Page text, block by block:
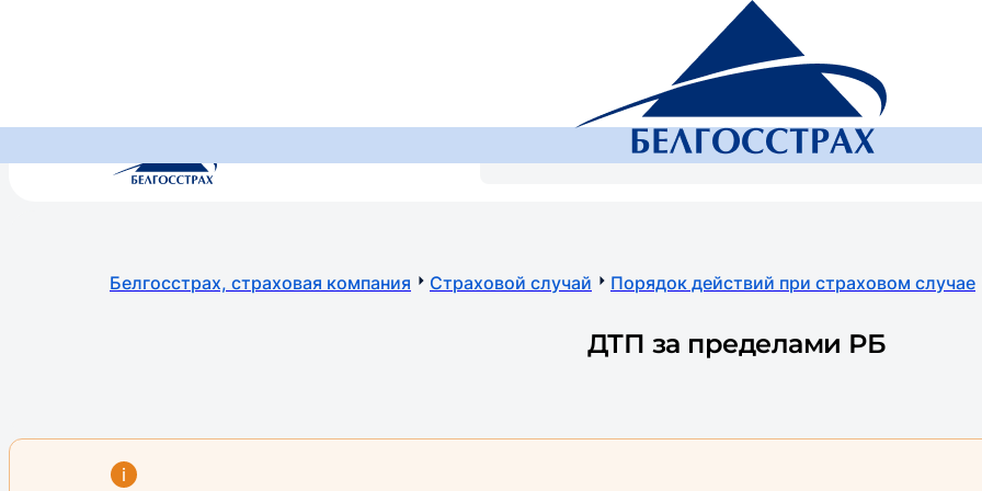
RU
Бизнесу Онлайн-услуги ОСНСПЗ
Белгосстрах, страховая компания Страховой случай Порядок действий при страховом случае
ДТП за пределами РБ